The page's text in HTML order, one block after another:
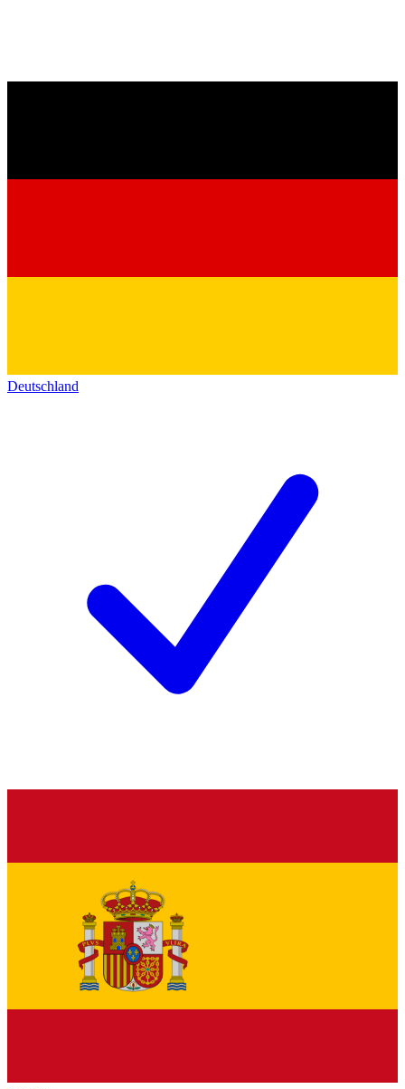
Deutschland